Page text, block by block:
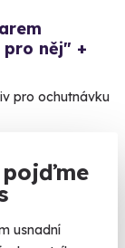
usnadní
něj" +
pro ochutnávku